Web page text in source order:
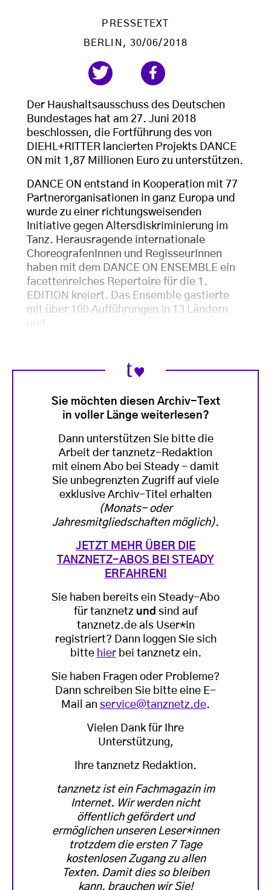
PRESSETEXT
BERLIN , 30/06/2018
Der Haushaltsausschuss des Deutschen
Bundestages hat am 27. Juni 2018
beschlossen, die Fortführung des von
DIEHL+RITTER lancierten Projekts DANCE
ON mit 1,87 Millionen Euro zu unterstützen.
DANCE ON entstand in Kooperation mit 77
Partnerorganisationen in ganz Europa und
wurde zu einer richtungsweisenden
Initiative gegen Altersdiskriminierung im
Tanz. Herausragende internationale
ChoreografenInnen und RegisseurInnen
haben mit dem DANCE ON ENSEMBLE ein
facettenreiches Repertoire für die 1.
EDITION kreiert. Das Ensemble gastierte
mit über 100 Aufführungen in 13 Ländern
Sie möchten diesen Archiv-Text
in voller Länge weiterlesen?
Dann unterstützen Sie bitte die
Arbeit der tanznetz-Redaktion
mit einem Abo bei Steady - damit
Sie unbegrenzten Zugriff auf viele
exklusive Archiv-Titel erhalten
(Monats- oder
Jahresmitgliedschaften möglich).
JETZT MEHR ÜBER DIE
TANZNETZ-ABOS BEI STEADY
ERFAHREN!
Sie haben bereits ein Steady-Abo
für tanznetz und sind auf
tanznetz.de als User*in
registriert? Dann loggen Sie sich
bitte hierbei tanznetz ein.
Sie haben Fragen oder Probleme?
Dann schreiben Sie bitte eine E-
Mail an service@tanznetz.de.
Vielen Dank für Ihre
Unterstützung,
Ihre tanznetz Redaktion.
tanznetz ist ein Fachmagazin im
Internet. Wir werden nicht
öffentlich gefördert und
ermöglichen unseren Leser*innen
trotzdem die ersten 7 Tage
kostenlosen Zugang zu allen
Texten. Damit dies so bleiben
kann, brauchen wir Sie!